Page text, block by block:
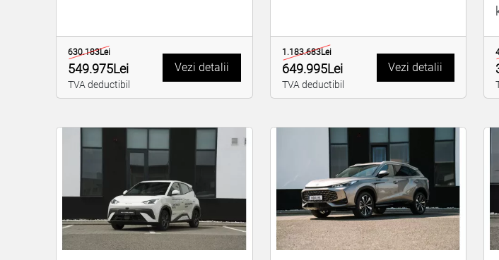
630.183Lei
549.975Lei
TVA deductibil
Vezi detalii
1.183.683Lei
649.995Lei
TVA deductibil
Vezi detalii